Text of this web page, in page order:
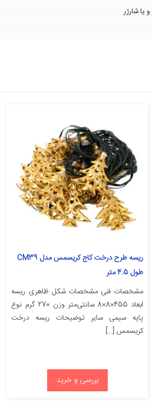
یا شارژر
ریسه طرح درخت کاج کریسمس مدل CM39
طول 4.5 متر
مشخصات فنی مشخصات شکل ظاهری ریسه
ابعاد 455×8×8 سانتی‌متر وزن 270 گرم نوع
پایه سیمی سایر توضیحات ریسه درخت
کریسمس […]
بررسی و خرید